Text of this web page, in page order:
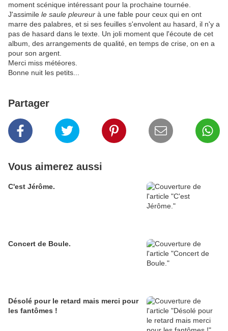
moment scénique intéressant pour la prochaine tournée.
J'assimile le saule pleureur à une fable pour ceux qui en ont
marre des palabres, et si ses feuilles s'envolent au hasard, il n'y a
pas de hasard dans le texte. Un joli moment que l'écoute de cet
album, des arrangements de qualité, en temps de crise, on en a
pour son argent.
Merci miss météores.
Bonne nuit les petits...
Partager
Vous aimerez aussi
C'est Jérôme.
Concert de Boule.
Désolé pour le retard mais merci pour
les fantômes !